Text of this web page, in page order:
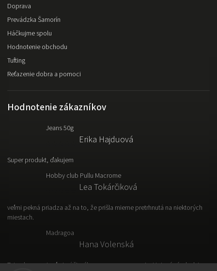
Doprava
Prevádzka Šamorín
Háčkujme spolu
Hodnotenie obchodu
Tufting
Reťazenie dobra a pomoci
Hodnotenie zákazníkov
Jeans 50g
Erika Hajduová
Super produkt, ďakujem
Hobby club Pullu Macrome
Lea Tokárčiková
veľmi pekná priadza až na to, že prišla mierne pretrhnutá na niektorých
miestach.
Madragoa
Hana Volenská
Tato vlna sa mi veľmi páči, výborne sa s nou pracuje. Hotový výrobok je